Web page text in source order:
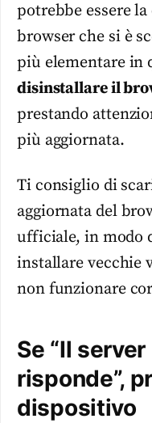
potrebbe essere
browser che si è
più elementare in
disinstallare il
prestando
più aggiornata.
Ti consiglio di
aggiornata del
ufficiale, in modo
installare vecchie
non funzionare
Se “Il server
risponde”,
dispositivo